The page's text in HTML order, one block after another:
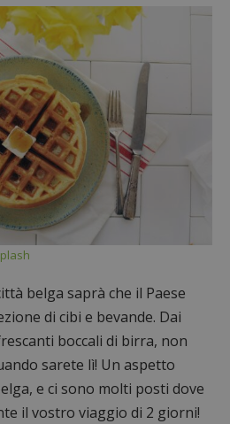
belga saprà che il Paese
di cibi e bevande. Dai
boccali di birra, non
sarete lì! Un aspetto
e ci sono molti posti dove
il vostro viaggio di 2 giorni!